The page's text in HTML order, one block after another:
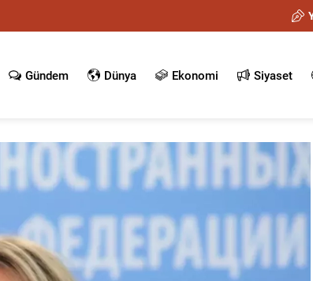
Gündem Dünya Ekonomi Siyaset